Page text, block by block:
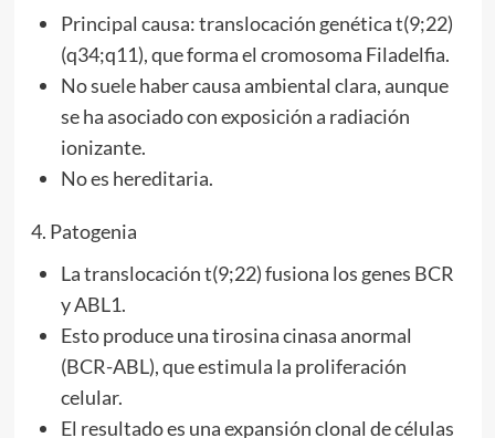
Principal causa: translocación genética t(9;22)
(q34;q11), que forma el cromosoma Filadelfia.
No suele haber causa ambiental clara, aunque
se ha asociado con exposición a radiación
ionizante.
No es hereditaria.
4. Patogenia
La translocación t(9;22) fusiona los genes BCR
y ABL1.
Esto produce una tirosina cinasa anormal
(BCR-ABL), que estimula la proliferación
celular.
El resultado es una expansión clonal de células